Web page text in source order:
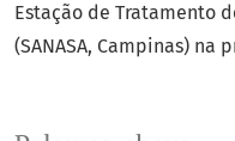
Estação de Tratamento
(SANASA, Campinas)